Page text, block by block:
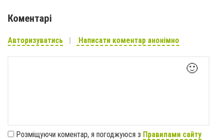
Коментарі
Авторизуватись Написати коментар анонімно
🙂
Розміщуючи коментар, я погоджуюся з Правилами сайту